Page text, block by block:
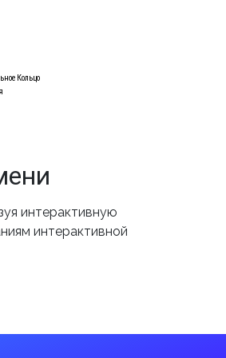
Кольцо
интерактивную
интерактивной